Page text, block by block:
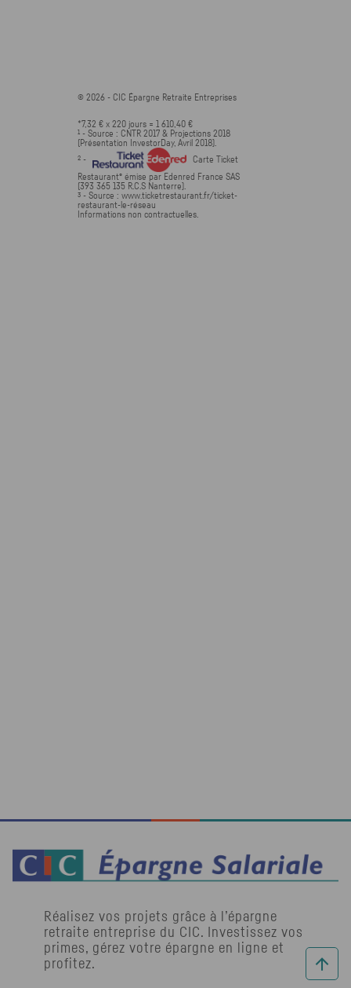
© 2026 -CIC Épargne Retraite Entreprises
*7,32 € x 220 jours = 1 610,40 €
1 - Source : CNTR 2017 & Projections 2018
(Présentation InvestorDay, Avril 2018).
2 -
Carte Ticket
Restaurant® émise par Edenred France SAS
(393 365 135 R.C.S Nanterre).
3 - Source : www.ticketrestaurant.fr/ticket-
restaurant-le-réseau
Informations non contractuelles.
Réalisez vos projets grâce à l’épargne
retraite entreprise du CIC. Investissez vos
primes, gérez votre épargne en ligne et
profitez.